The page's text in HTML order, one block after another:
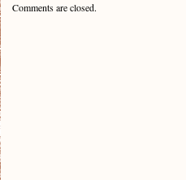
Comments are closed.